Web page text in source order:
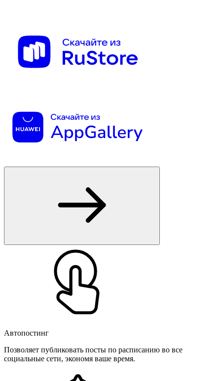
Автопостинг
Позволяет публиковать посты по расписанию во все
социальные сети, экономя ваше время.